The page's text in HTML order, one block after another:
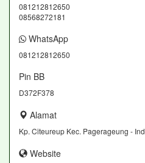
081212812650
08568272181
WhatsApp
081212812650
Pin BB
D372F378
Alamat
Kp. Citeureup Kec. Pagerageung -
Website